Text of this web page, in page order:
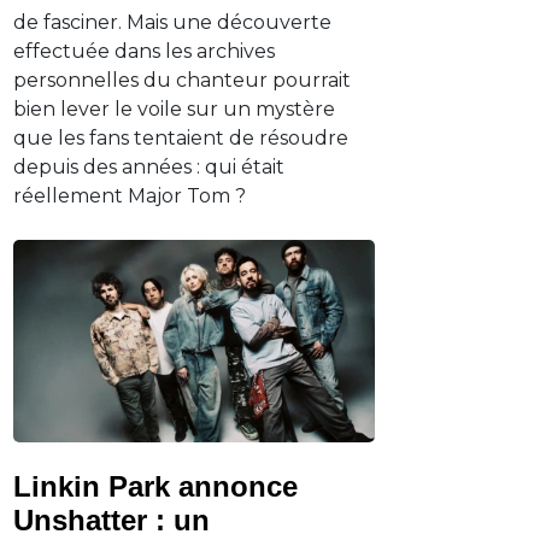
de fasciner. Mais une découverte
effectuée dans les archives
personnelles du chanteur pourrait
bien lever le voile sur un mystère
que les fans tentaient de résoudre
depuis des années : qui était
réellement Major Tom ?
Linkin Park annonce
Unshatter : un